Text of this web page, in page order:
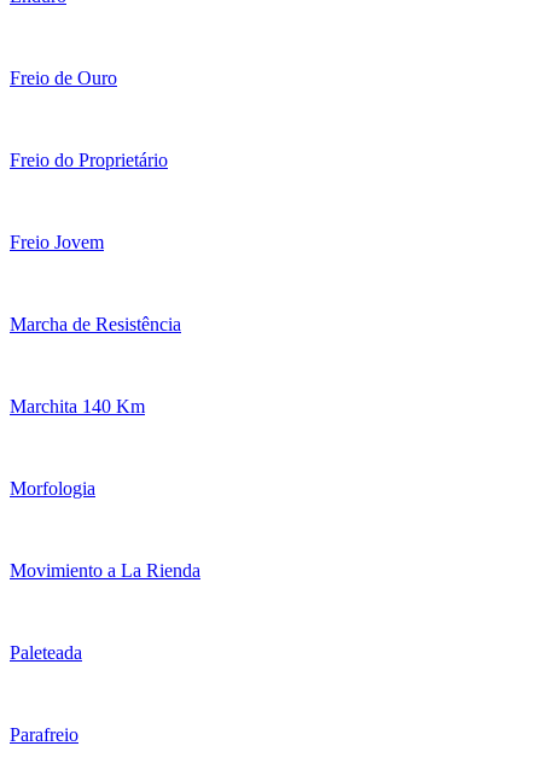
Freio de Ouro
Freio do Proprietário
Freio Jovem
Marcha de Resistência
Marchita 140 Km
Morfologia
Movimiento a La Rienda
Paleteada
Parafreio